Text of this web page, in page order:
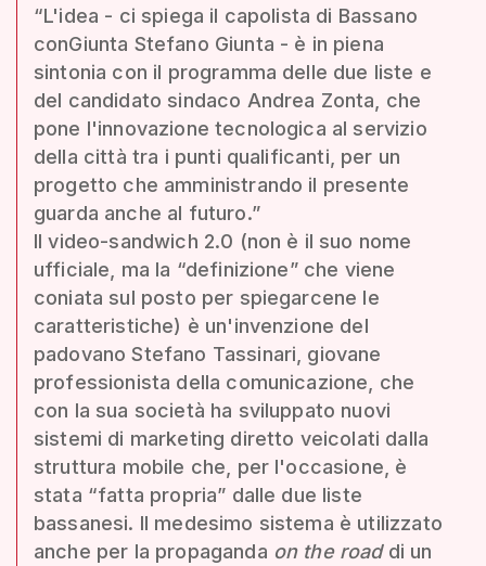
“L'idea - ci spiega il capolista di Bassano
conGiunta Stefano Giunta - è in piena
sintonia con il programma delle due liste e
del candidato sindaco Andrea Zonta, che
pone l'innovazione tecnologica al servizio
della città tra i punti qualificanti, per un
progetto che amministrando il presente
guarda anche al futuro.”
Il video-sandwich 2.0 (non è il suo nome
ufficiale, ma la “definizione” che viene
coniata sul posto per spiegarcene le
caratteristiche) è un'invenzione del
padovano Stefano Tassinari, giovane
professionista della comunicazione, che
con la sua società ha sviluppato nuovi
sistemi di marketing diretto veicolati dalla
struttura mobile che, per l'occasione, è
stata “fatta propria” dalle due liste
bassanesi. Il medesimo sistema è utilizzato
anche per la propaganda on the roaddi un